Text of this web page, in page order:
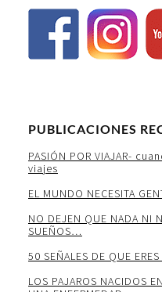
PUBLICACIONES
PASIÓN POR VIAJAR-
viajes
EL MUNDO NECESITA
NO DEJEN QUE NADA NI
SUEÑOS…
50 SEÑALES DE QUE
LOS PAJAROS NACIDOS